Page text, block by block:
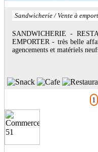
Sandwicherie / Vente à
SANDWICHERIE -
EMPORTER - très belle
agencements et matériels
1